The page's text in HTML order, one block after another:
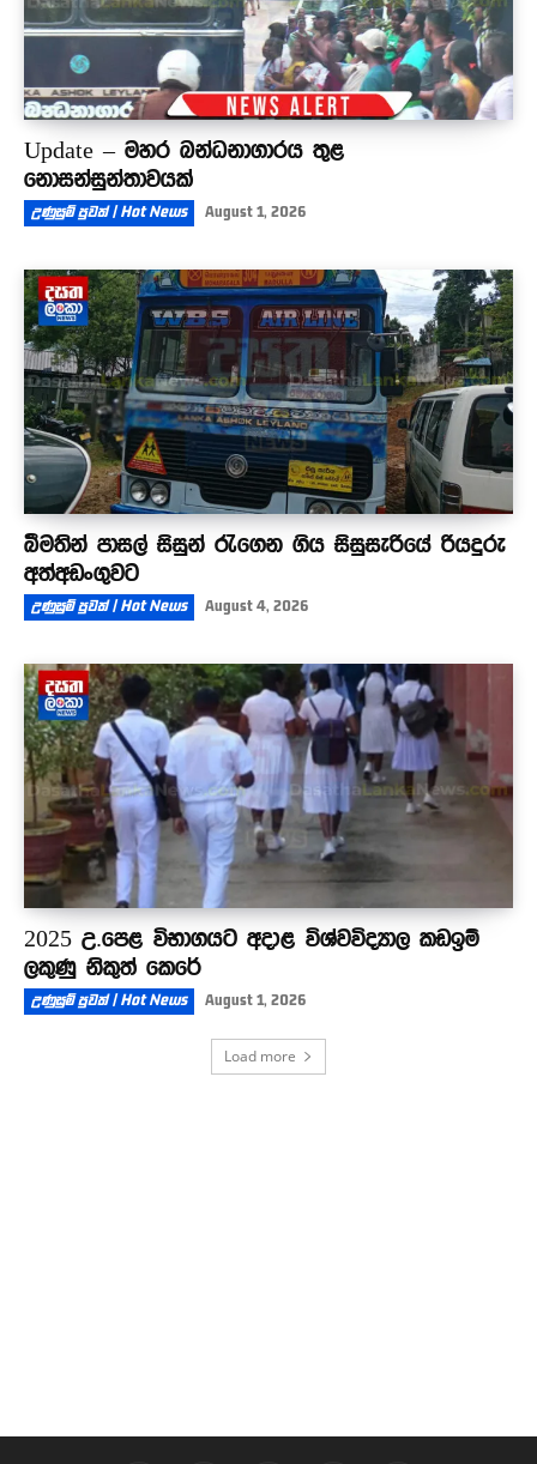
Update – මහර බන්ධනාගාරය තුළ
නොසන්සුන්තාවයක්
උණුසුම් පුවත් | Hot News August 1, 2026
බීමතින් පාසල් සිසුන් රැගෙන ගිය සිසුසැරියේ රියදුරු
අත්අඩංගුවට
උණුසුම් පුවත් | Hot News August 4, 2026
2025 උ.පෙළ විභාගයට අදාළ විශ්වවිද්‍යාල කඩඉම්
ලකුණු නිකුත් කෙරේ
උණුසුම් පුවත් | Hot News August 1, 2026
Load more